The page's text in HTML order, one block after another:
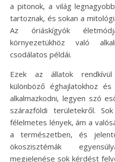
a pitonok, a világ
tartoznak, és sokan a
Az óriáskígyók
környezetükhöz való
csodálatos példái.
Ezek az állatok rendkívül
különböző éghajlatokhoz
alkalmazkodni, legyen szó
szárazföldi területekről.
félelmetes lények, ám a
a természetben, és
ökoszisztémák
megjelenése sok kérdést